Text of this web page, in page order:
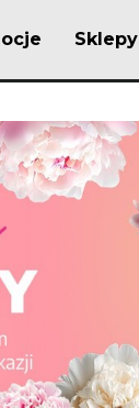
Sklepy